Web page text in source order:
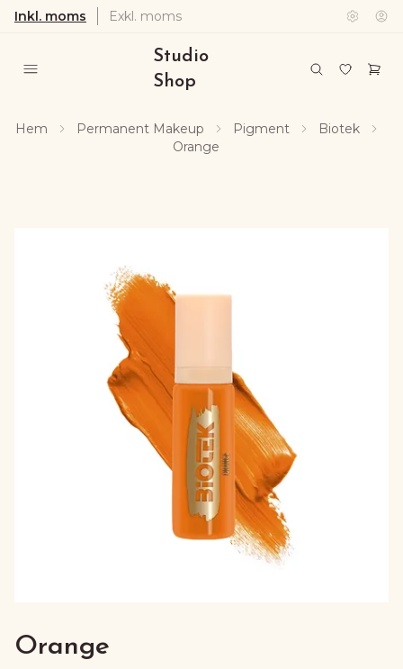
Inkl. moms Exkl. moms
Studio
Shop
Hem Permanent Makeup Pigment
Biotek
Orange
Orange